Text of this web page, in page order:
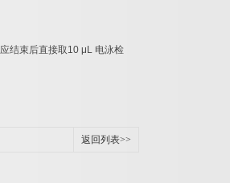
结束后直接取10 μL 电泳检
返回列表>>